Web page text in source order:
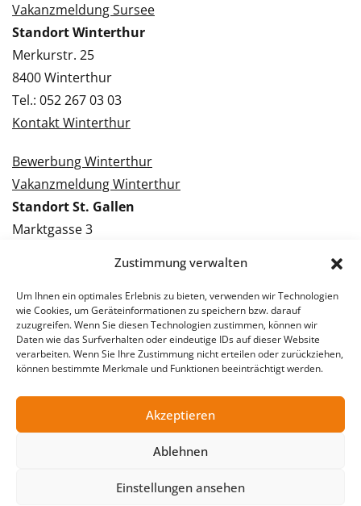
Zustimmung verwalten
Um Ihnen ein optimales Erlebnis zu bieten, verwenden wir Technologien
wie Cookies, um Geräteinformationen zu speichern bzw. darauf
zuzugreifen. Wenn Sie diesen Technologien zustimmen, können wir
Daten wie das Surfverhalten oder eindeutige IDs auf dieser Website
verarbeiten. Wenn Sie Ihre Zustimmung nicht erteilen oder zurückziehen,
können bestimmte Merkmale und Funktionen beeinträchtigt werden.
Akzeptieren
Ablehnen
Einstellungen ansehen
Vakanzmeldung Sursee
Standort Winterthur
Merkurstr. 25
8400 Winterthur
Tel.: 052 267 03 03
Kontakt Winterthur
Bewerbung Winterthur
Vakanzmeldung Winterthur
Standort St. Gallen
Marktgasse 3
Kontakt St. Gallen
Bewerbung St. Gallen
Vakanzmeldung St. Gallen
© 2026 Stellentreff AG
Datenschutzerklärung